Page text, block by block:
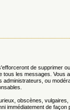
de supprimer
tous les messages.
administrateurs, ou
obscènes,
immédiatement de